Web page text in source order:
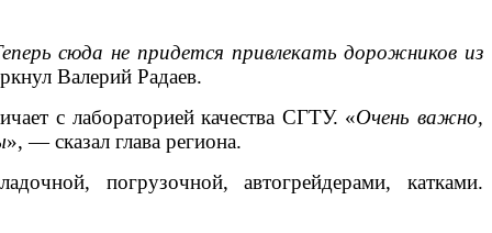
сюда не придется привлекать дорожников из
Валерий Радаев.
с лабораторией качества СГТУ. «Очень важно,
», — сказал глава региона.
погрузочной, автогрейдерами, катками.